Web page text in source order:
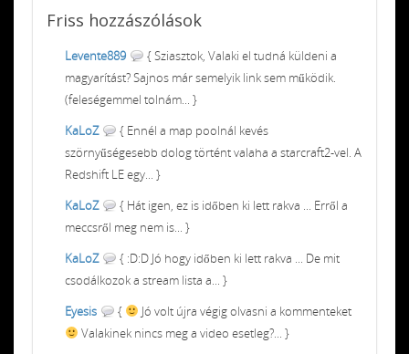
Friss hozzászólások
Levente889
{ Sziasztok, Valaki el tudná küldeni a
magyarítást? Sajnos már semelyik link sem működik.
(feleségemmel tolnám... }
KaLoZ
{ Ennél a map poolnál kevés
szörnyűségesebb dolog történt valaha a starcraft2-vel. A
Redshift LE egy... }
KaLoZ
{ Hát igen, ez is időben ki lett rakva ... Erről a
meccsről meg nem is... }
KaLoZ
{ :D:D Jó hogy időben ki lett rakva ... De mit
csodálkozok a stream lista a... }
Eyesis
{
Jó volt újra végig olvasni a kommenteket
Valakinek nincs meg a video esetleg?... }